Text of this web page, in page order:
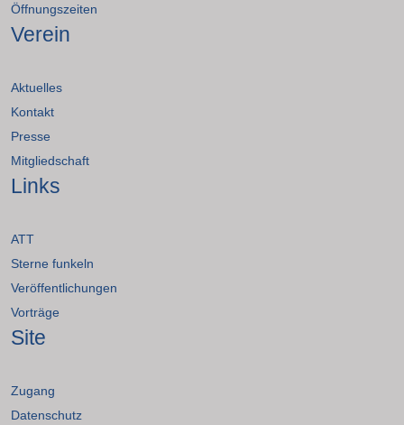
Öffnungszeiten
Verein
Aktuelles
Kontakt
Presse
Mitgliedschaft
Links
ATT
Sterne funkeln
Veröffentlichungen
Vorträge
Site
Zugang
Datenschutz